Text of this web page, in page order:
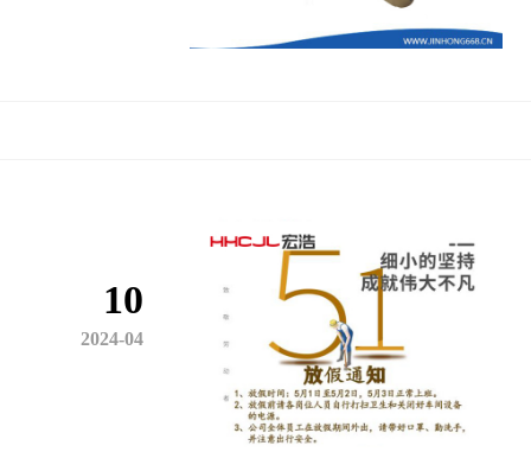
10
2024-04